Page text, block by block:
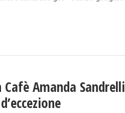
Cafè Amanda Sandrelli